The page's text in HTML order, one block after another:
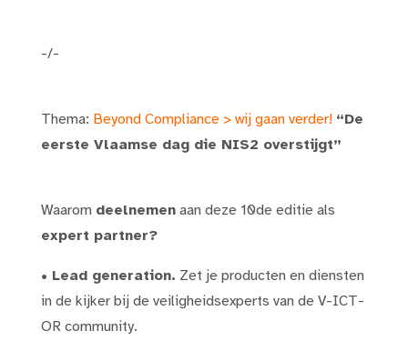
-/-
Thema: Beyond Compliance > wij gaan verder! “De
eerste Vlaamse dag die NIS2 overstijgt”
Waarom deelnemen aan deze 10de editie als
expert partner?
• Lead generation. Zet je producten en diensten
in de kijker bij de veiligheidsexperts van de V-ICT-
OR community.